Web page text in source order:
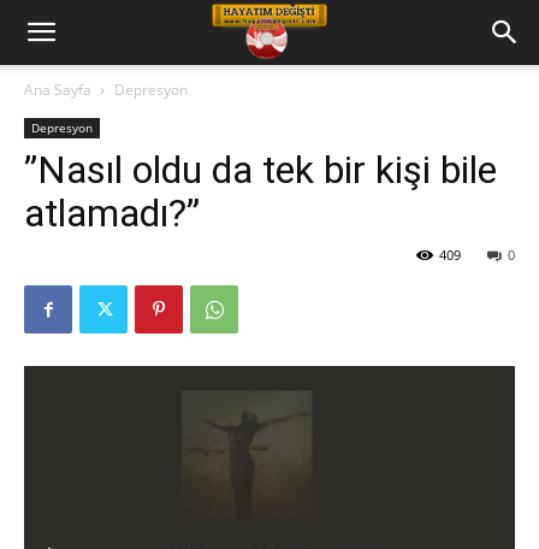
Hayatım
Değişti
Ana Sayfa Depresyon
Depresyon
”Nasıl oldu da tek bir kişi bile
atlamadı?”
0
409